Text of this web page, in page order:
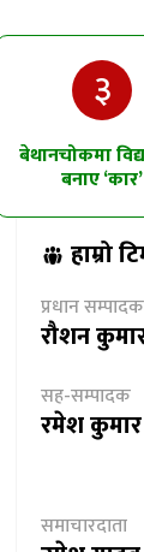
३
बेथानचोकमा
बनाए ‘कार’
हाम्रो
प्रधान सम्पादक
रौशन
सह-सम्पादक
रमेश
समाचारदाता